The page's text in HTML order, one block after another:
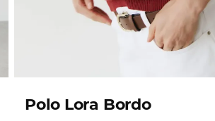
Polo Lora Bordo